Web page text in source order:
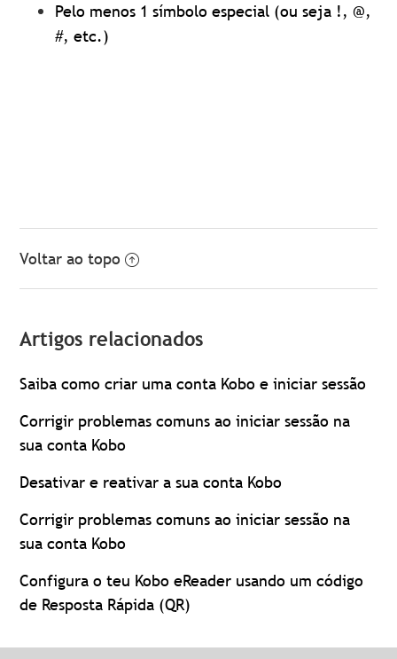
Pelo menos 1 símbolo especial (ou seja !, @,
#, etc.)
Voltar ao topo
Artigos relacionados
Saiba como criar uma conta Kobo e iniciar sessão
Corrigir problemas comuns ao iniciar sessão na
sua conta Kobo
Desativar e reativar a sua conta Kobo
Corrigir problemas comuns ao iniciar sessão na
sua conta Kobo
Configura o teu Kobo eReader usando um código
de Resposta Rápida (QR)